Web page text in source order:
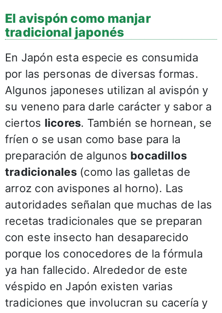
El avispón como manjar
tradicional japonés
En Japón esta especie es consumida
por las personas de diversas formas.
Algunos japoneses utilizan al avispón y
su veneno para darle carácter y sabor a
ciertos licores. También se hornean, se
fríen o se usan como base para la
preparación de algunos bocadillos
tradicionales(como las galletas de
arroz con avispones al horno). Las
autoridades señalan que muchas de las
recetas tradicionales que se preparan
con este insecto han desaparecido
porque los conocedores de la fórmula
ya han fallecido. Alrededor de este
véspido en Japón existen varias
tradiciones que involucran su cacería y